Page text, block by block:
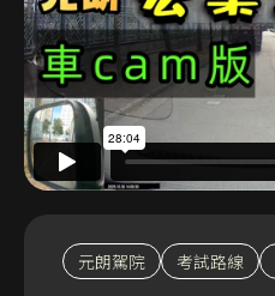
元朗駕院 考試路線